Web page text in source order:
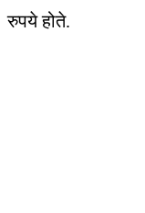
रुपये होते.